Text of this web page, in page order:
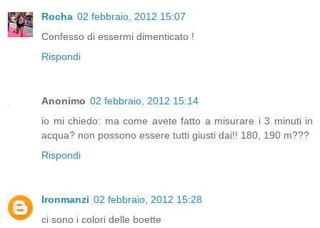
Rocha 02 febbraio, 2012 15:07
Confesso di essermi dimenticato !
Rispondi
Anonimo 02 febbraio, 2012 15:14
io mi chiedo: ma come avete fatto a misurare i 3 minuti in
acqua? non possono essere tutti giusti dai!! 180, 190 m???
Rispondi
Ironmanzi 02 febbraio, 2012 15:28
ci sono i colori delle boette